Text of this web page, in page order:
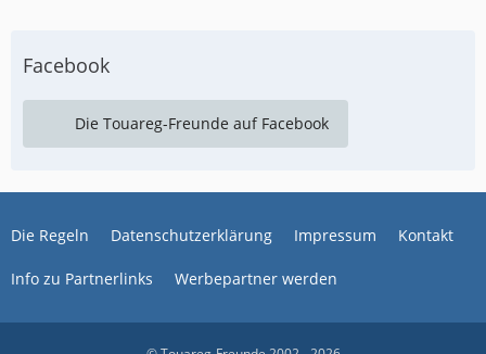
Facebook
Die Touareg-Freunde auf Facebook
Die Regeln Datenschutzerklärung Impressum Kontakt
Info zu Partnerlinks Werbepartner werden